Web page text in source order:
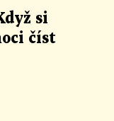
si
číst